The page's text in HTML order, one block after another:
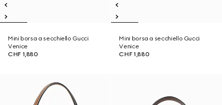
Mini borsa a secchiello Gucci
Venice
CHF 1,880
Mini borsa a secchiello Gucci
Venice
CHF 1,880